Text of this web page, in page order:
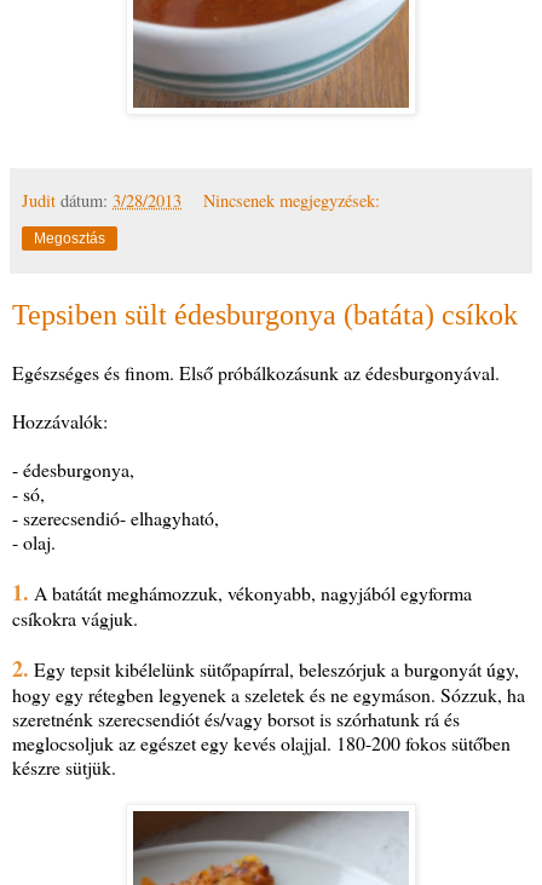
Judit dátum: 3/28/2013 Nincsenek megjegyzések:
Megosztás
Tepsiben sült édesburgonya (batáta) csíkok
Egészséges és finom. Első próbálkozásunk az édesburgonyával.
Hozzávalók:
- édesburgonya,
- só,
- szerecsendió- elhagyható,
- olaj.
1. A batátát meghámozzuk, vékonyabb, nagyjából egyforma
csíkokra vágjuk.
2. Egy tepsit kibélelünk sütőpapírral, beleszórjuk a burgonyát úgy,
hogy egy rétegben legyenek a szeletek és ne egymáson. Sózzuk, ha
szeretnénk szerecsendiót és/vagy borsot is szórhatunk rá és
meglocsoljuk az egészet egy kevés olajjal. 180-200 fokos sütőben
készre sütjük.